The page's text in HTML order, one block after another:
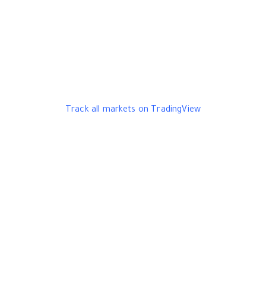
Track all markets on TradingView